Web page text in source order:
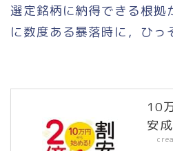
選定銘柄に納得できる根拠
に数度ある暴落時に，ひっ
10
安